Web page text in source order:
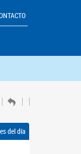
del día